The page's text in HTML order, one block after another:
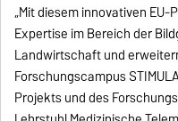
„Mit diesem innovativen
Expertise im Bereich der
Landwirtschaft und
Forschungscampus
Projekts und des